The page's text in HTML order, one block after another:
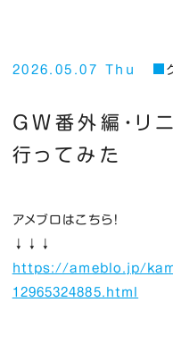
2026.05.07 Thu
GW番外編・リ
行ってみた
アメブロはこちら！
↓↓↓
https://ameblo.jp/
12965324885.html